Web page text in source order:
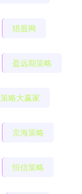
猎股网
盈远期策略
策略大赢家
京海策略
恒信策略